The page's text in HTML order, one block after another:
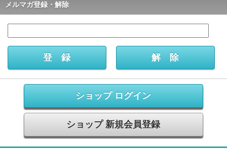
メルマガ登録・解除
ショップ ログイン
ショップ 新規会員登録